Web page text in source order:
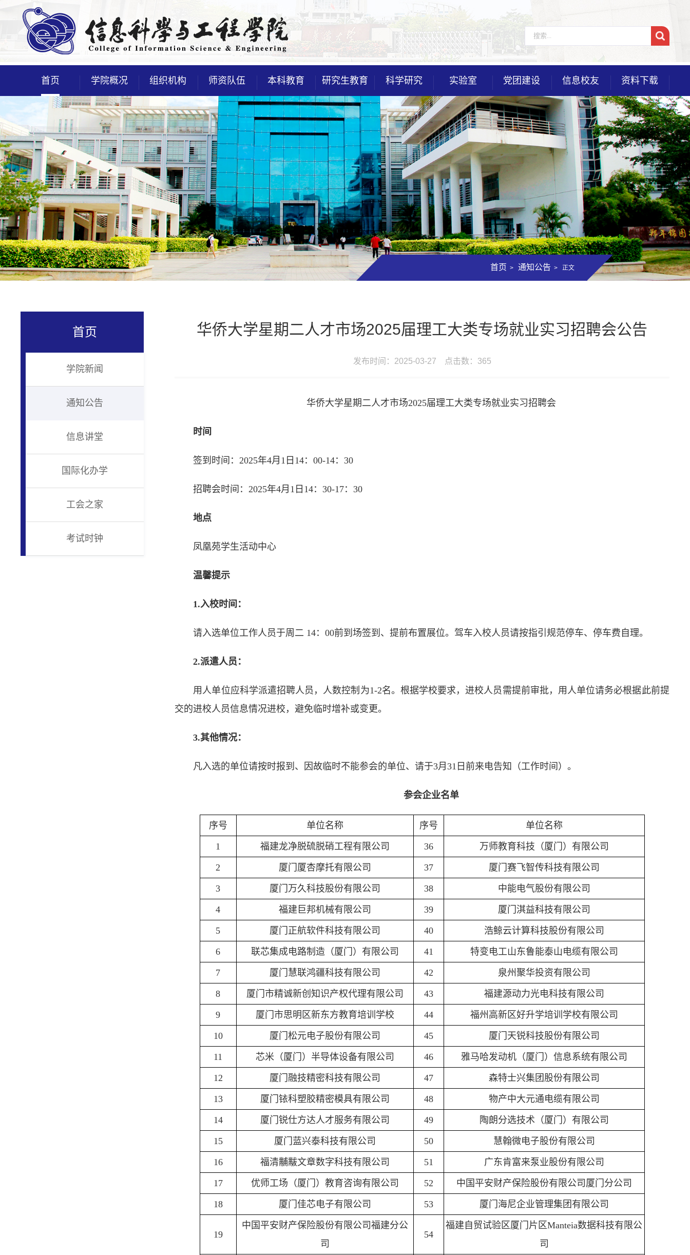
首页 学院概况 组织机构 师资队伍 本科教育 研究生教育 科学研究 实验室 党团建设 信息校友 资料下载
首页 > 通知公告 > 正文
首页
学院新闻
通知公告
信息讲堂
国际化办学
工会之家
考试时钟
华侨大学星期二人才市场2025届理工大类专场就业实习招聘会公告
发布时间：2025-03-27 点击数： 365
华侨大学星期二人才市场2025届理工大类专场就业实习招聘会
时间
签到时间：2025年4月1日14：00-14：30
招聘会时间：2025年4月1日14：30-17：30
地点
凤凰苑学生活动中心
温馨提示
1.入校时间：
请入选单位工作人员于周二 14：00前到场签到、提前布置展位。驾车入校人员请按指引规范停车、停车费自理。
2.派遣人员：
用人单位应科学派遣招聘人员，人数控制为1-2名。根据学校要求，进校人员需提前审批，用人单位请务必根据此前提
交的进校人员信息情况进校，避免临时增补或变更。
3.其他情况：
凡入选的单位请按时报到、因故临时不能参会的单位、请于3月31日前来电告知（工作时间）。
参会企业名单
序号 单位名称 序号 单位名称
1 福建龙净脱硫脱硝工程有限公司 36 万师教育科技（厦门）有限公司
2 厦门厦杏摩托有限公司 37 厦门赛飞智传科技有限公司
3 厦门万久科技股份有限公司 38 中能电气股份有限公司
4 福建巨邦机械有限公司 39 厦门淇益科技有限公司
5 厦门正航软件科技有限公司 40 浩鲸云计算科技股份有限公司
6 联芯集成电路制造（厦门）有限公司 41 特变电工山东鲁能泰山电缆有限公司
7 厦门慧联鸿疆科技有限公司 42 泉州聚华投资有限公司
8 厦门市精诚新创知识产权代理有限公司 43 福建源动力光电科技有限公司
9 厦门市思明区新东方教育培训学校 44 福州高新区好升学培训学校有限公司
10 厦门松元电子股份有限公司 45 厦门天锐科技股份有限公司
11 芯米（厦门）半导体设备有限公司 46 雅马哈发动机（厦门）信息系统有限公司
12 厦门融技精密科技有限公司 47 森特士兴集团股份有限公司
13 厦门铱科塑胶精密模具有限公司 48 物产中大元通电缆有限公司
14 厦门锐仕方达人才服务有限公司 49 陶朗分选技术（厦门）有限公司
15 厦门蓝兴泰科技有限公司 50 慧翰微电子股份有限公司
16 福清黼黻文章数字科技有限公司 51 广东肯富来泵业股份有限公司
17 优师工场（厦门）教育咨询有限公司 52 中国平安财产保险股份有限公司厦门分公司
18 厦门佳芯电子有限公司 53 厦门海尼企业管理集团有限公司
19
中国平安财产保险股份有限公司福建分公
司
54
福建自贸试验区厦门片区Manteia数据科技有限公
司